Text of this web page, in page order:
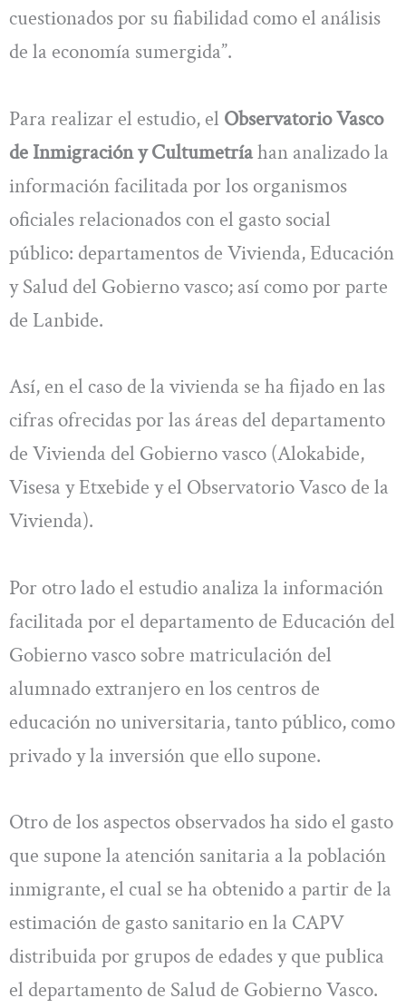
cuestionados por su fiabilidad como el análisis
de la economía sumergida”.
Para realizar el estudio, el Observatorio Vasco
de Inmigración y Cultumetríahan analizado la
información facilitada por los organismos
oficiales relacionados con el gasto social
público: departamentos de Vivienda, Educación
y Salud del Gobierno vasco; así como por parte
de Lanbide.
Así, en el caso de la vivienda se ha fijado en las
cifras ofrecidas por las áreas del departamento
de Vivienda del Gobierno vasco (Alokabide,
Visesa y Etxebide y el Observatorio Vasco de la
Vivienda).
Por otro lado el estudio analiza la información
facilitada por el departamento de Educación del
Gobierno vasco sobre matriculación del
alumnado extranjero en los centros de
educación no universitaria, tanto público, como
privado y la inversión que ello supone.
Otro de los aspectos observados ha sido el gasto
que supone la atención sanitaria a la población
inmigrante, el cual se ha obtenido a partir de la
estimación de gasto sanitario en la CAPV
distribuida por grupos de edades y que publica
el departamento de Salud de Gobierno Vasco.